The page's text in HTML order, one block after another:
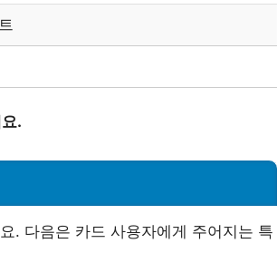
.
. 다음은 카드 사용자에게 주어지는 특